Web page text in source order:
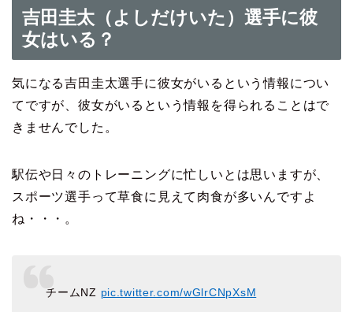
吉田圭太（よしだけいた）選手に彼
女はいる？
気になる吉田圭太選手に彼女がいるという情報につい
てですが、彼女がいるという情報を得られることはで
きませんでした。
駅伝や日々のトレーニングに忙しいとは思いますが、
スポーツ選手って草食に見えて肉食が多いんですよ
ね・・・。
チームNZ pic.twitter.com/wGlrCNpXsM